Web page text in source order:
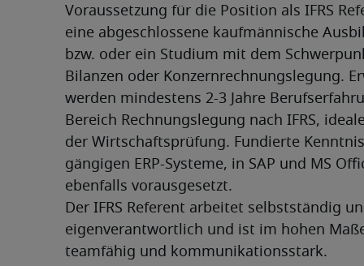
Voraussetzung für die Position als IFRS
eine abgeschlossene kaufmännische
bzw. oder ein Studium mit dem
Bilanzen oder Konzernrechnungslegung.
werden mindestens 2-3 Jahre
Bereich Rechnungslegung nach IFRS,
der Wirtschaftsprüfung. Fundierte
gängigen ERP-Systeme, in SAP und MS
ebenfalls vorausgesetzt.
Der IFRS Referent arbeitet selbstständig
eigenverantwortlich und ist im hohen
teamfähig und kommunikationsstark.